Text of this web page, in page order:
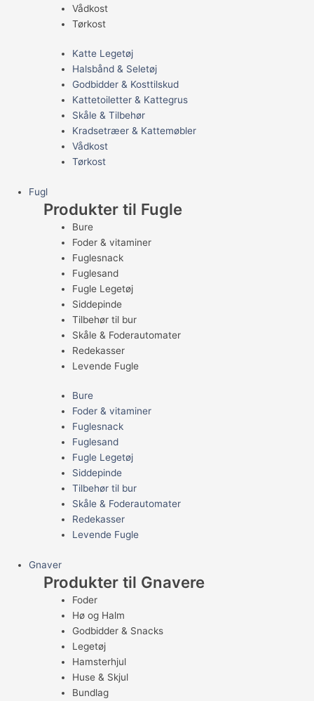
Vådkost
Tørkost
Katte Legetøj
Halsbånd & Seletøj
Godbidder & Kosttilskud
Kattetoiletter & Kattegrus
Skåle & Tilbehør
Kradsetræer & Kattemøbler
Vådkost
Tørkost
Fugl
Produkter til Fugle
Bure
Foder & vitaminer
Fuglesnack
Fuglesand
Fugle Legetøj
Siddepinde
Tilbehør til bur
Skåle & Foderautomater
Redekasser
Levende Fugle
Bure
Foder & vitaminer
Fuglesnack
Fuglesand
Fugle Legetøj
Siddepinde
Tilbehør til bur
Skåle & Foderautomater
Redekasser
Levende Fugle
Gnaver
Produkter til Gnavere
Foder
Hø og Halm
Godbidder & Snacks
Legetøj
Hamsterhjul
Huse & Skjul
Bundlag